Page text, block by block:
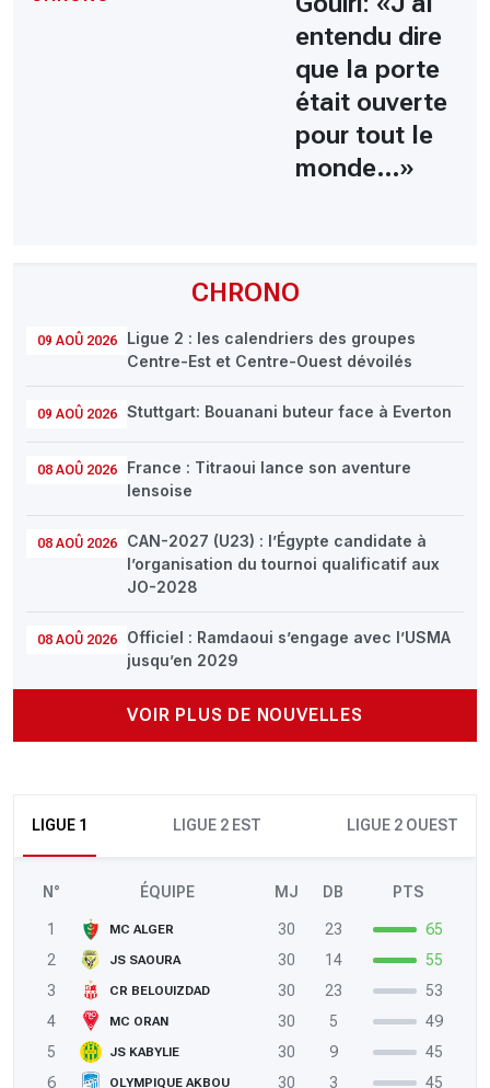
CHRONO
09 AOÛ 2026
Ligue 2 : les calendriers des groupes
Centre-Est et Centre-Ouest dévoilés
09 AOÛ 2026 Stuttgart: Bouanani buteur face à Everton
08 AOÛ 2026
France : Titraoui lance son aventure
lensoise
08 AOÛ 2026
CAN-2027 (U23) : l’Égypte candidate à
l’organisation du tournoi qualificatif aux
JO-2028
08 AOÛ 2026
Officiel : Ramdaoui s’engage avec l’USMA
jusqu’en 2029
VOIR PLUS DE NOUVELLES
LIGUE 1 LIGUE 2 EST LIGUE 2 OUEST
N° ÉQUIPE MJ DB PTS
1 MC ALGER 30 23
65
2
JS SAOURA 30 14
55
3
CR BELOUIZDAD 30 23
53
4
MC ORAN 30 5
49
5
JS KABYLIE 30 9
45
6
OLYMPIQUE AKBOU 30 3
45
entendu dire
que la porte
était ouverte
pour tout le
monde…»